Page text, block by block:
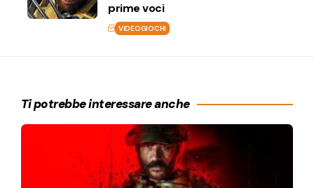
prime voci
VIDEOGIOCHI
Ti potrebbe interessare anche